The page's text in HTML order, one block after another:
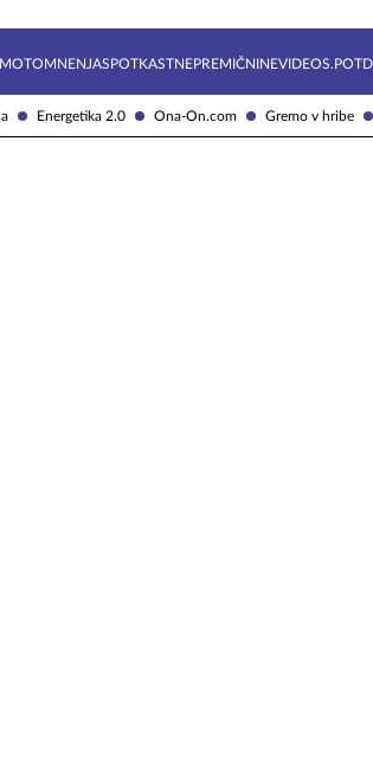
Energetika 2.0 Ona-On.com Gremo v hribe
MNENJASPOTKASTNEPREMIČNINEVIDEOS.POT